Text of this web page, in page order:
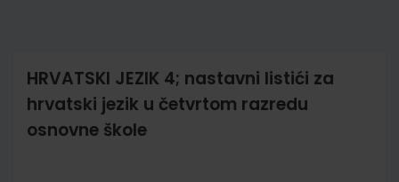
HRVATSKI JEZIK 4; nastavni listići za
hrvatski jezik u četvrtom razredu
osnovne škole